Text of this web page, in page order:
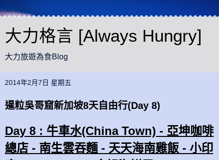
大力格言 [Always Hungry]
大力旅遊為食Blog
2014年2月7日 星期五
暹粒吳哥窟新加坡8天自由行(Day 8)
Day 8 : 牛車水(China Town) - 亞坤咖啡
總店 - 南生雲吞麵 - 天天海南雞飯 - 小印